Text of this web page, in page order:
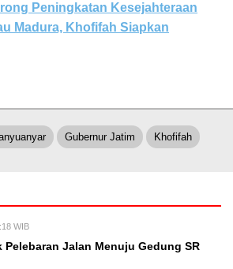
Peningkatan Kesejahteraan
Madura, Khofifah Siapkan
Gubernur Jatim Khofifah
WIB
Pelebaran Jalan Menuju Gedung SR